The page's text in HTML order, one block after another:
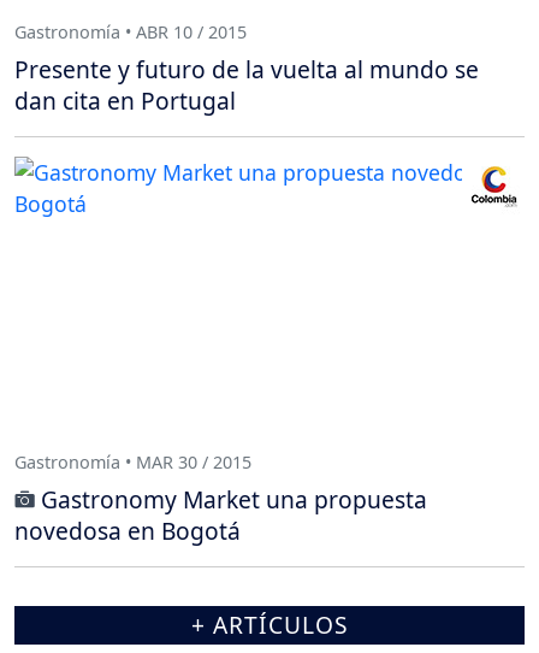
Gastronomía • ABR 10 / 2015
Presente y futuro de la vuelta al mundo se
dan cita en Portugal
Gastronomía • MAR 30 / 2015
Gastronomy Market una propuesta
novedosa en Bogotá
+ ARTÍCULOS